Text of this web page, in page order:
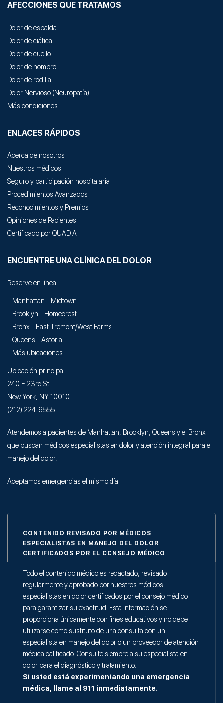
AFECCIONES QUE TRATAMOS
Dolor de espalda
Dolor de ciática
Dolor de cuello
Dolor de hombro
Dolor de rodilla
Dolor Nervioso (Neuropatía)
Más condiciones...
ENLACES RÁPIDOS
Acerca de nosotros
Nuestros médicos
Seguro y participación hospitalaria
Procedimientos Avanzados
Reconocimientos y Premios
Opiniones de Pacientes
Certificado por QUAD A
ENCUENTRE UNA CLÍNICA DEL DOLOR
Reserve en línea
Manhattan - Midtown
Brooklyn - Homecrest
Bronx - East Tremont/West Farms
Queens - Astoria
Más ubicaciones...
Ubicación principal:
240 E 23rd St.
New York, NY 10010
(212) 224-9555
Atendemos a pacientes de Manhattan, Brooklyn, Queens y el Bronx
que buscan médicos especialistas en dolor y atención integral para el
manejo del dolor.
Aceptamos emergencias el mismo día
CONTENIDO REVISADO POR MÉDICOS
ESPECIALISTAS EN MANEJO DEL DOLOR
CERTIFICADOS POR EL CONSEJO MÉDICO
Todo el contenido médico es redactado, revisado
regularmente y aprobado por nuestros médicos
especialistas en dolor certificados por el consejo médico
para garantizar su exactitud. Esta información se
proporciona únicamente con fines educativos y no debe
utilizarse como sustituto de una consulta con un
especialista en manejo del dolor o un proveedor de atención
médica calificado. Consulte siempre a su especialista en
dolor para el diagnóstico y tratamiento.
Si usted está experimentando una emergencia
médica, llame al 911 inmediatamente.